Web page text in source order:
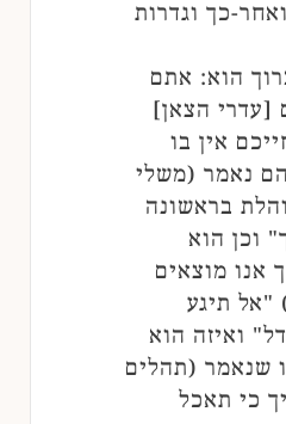
כך וגדרות
הוא: אתם
[עדרי הצאן]
אין בו
נאמר (משלי
בראשונה
וכן הוא
אנו מוצאים
תיגע
ואיזה הוא
שנאמר (תהלים
כי תאכל